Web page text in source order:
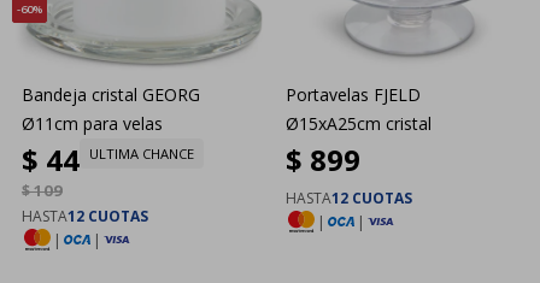
60
Bandeja cristal GEORG
Ø11cm para velas
$ 44
$109
ULTIMA CHANCE
HASTA12 CUOTAS
|
|
Portavelas FJELD
Ø15xA25cm cristal
$ 899
HASTA12 CUOTAS
|
|